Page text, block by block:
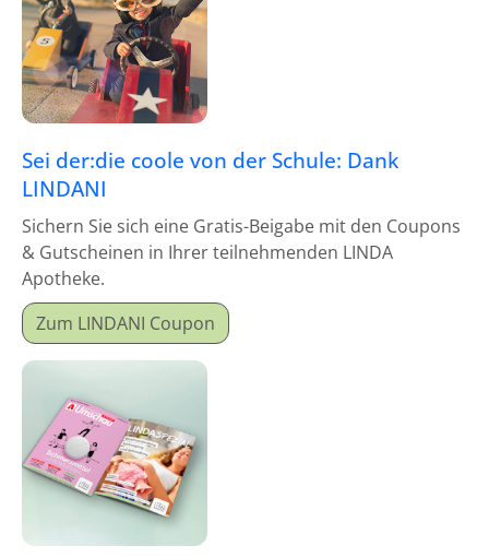
Sei der:die coole von der Schule: Dank
LINDANI
Sichern Sie sich eine Gratis-Beigabe mit den Coupons
& Gutscheinen in Ihrer teilnehmenden LINDA
Apotheke.
Zum LINDANI Coupon